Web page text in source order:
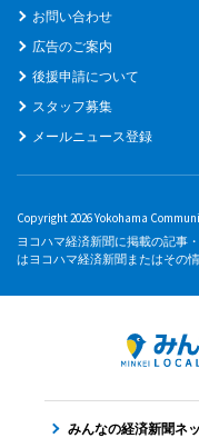
お問い合わせ
広告のご案内
後援申請について
スタッフ募集
メールニュース登録
Copyright 2026 Yokohama
ヨコハマ経済新聞に掲載の記事
はヨコハマ経済新聞またはその
みんなの経済新聞ネ